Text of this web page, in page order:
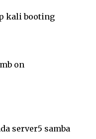
kali booting
on
server5 samba